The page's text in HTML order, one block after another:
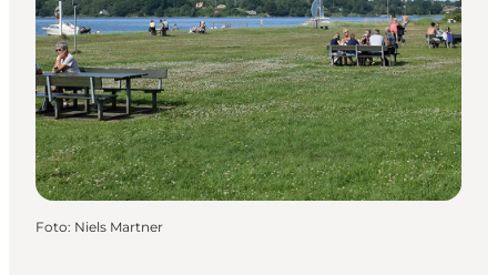
Overnatning
Det Sker
Book oplevelse
Møde og Konference
Foto: Niels Martner